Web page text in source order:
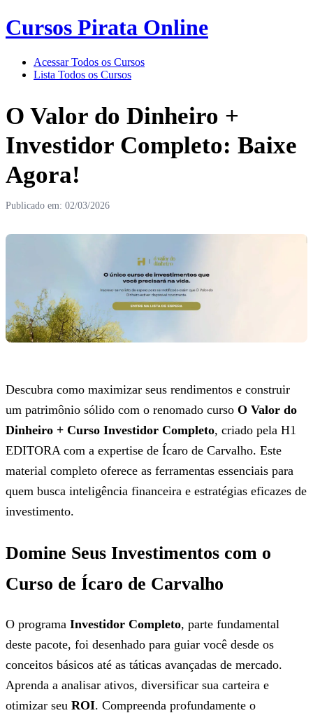
Cursos Pirata Online
Acessar Todos os Cursos
Lista Todos os Cursos
O Valor do Dinheiro +
Investidor Completo: Baixe
Agora!
Publicado em: 02/03/2026
Descubra como maximizar seus rendimentos e construir
um patrimônio sólido com o renomado curso O Valor do
Dinheiro + Curso Investidor Completo, criado pela H1
EDITORA com a expertise de Ícaro de Carvalho. Este
material completo oferece as ferramentas essenciais para
quem busca inteligência financeira e estratégias eficazes de
investimento.
Domine Seus Investimentos com o
Curso de Ícaro de Carvalho
O programa Investidor Completo, parte fundamental
deste pacote, foi desenhado para guiar você desde os
conceitos básicos até as táticas avançadas de mercado.
Aprenda a analisar ativos, diversificar sua carteira e
otimizar seu ROI. Compreenda profundamente o